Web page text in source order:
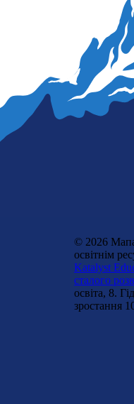
© 2026
освітнім
Katalyst
сталого
освіта, 8.
зростання